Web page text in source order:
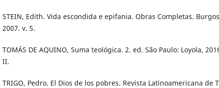
STEIN, Edith. Vida escondida e epifania. Obras Completas.
2007. v. 5.
TOMÁS DE AQUINO, Suma teológica. 2. ed. São Paulo: Loyola,
II.
TRIGO, Pedro. El Dios de los pobres. Revista Latinoamericana de